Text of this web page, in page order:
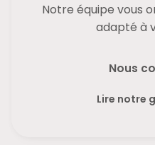
Notre équipe vous
adapté à
Nous
Lire notre